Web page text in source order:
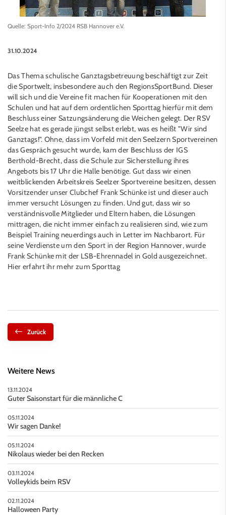
Quelle: Sport-Info 2/2024 RSB Hannover e.V.
31.10.2024
Das Thema schulische Ganztagsbetreuung beschäftigt zur Zeit
die Sportwelt, insbesondere auch den RegionsSportBund. Dieser
will sich und die Vereine fit machen für Kooperationen mit den
Schulen und hat auf dem ordentlichen Sporttag hierfür mit dem
Beschluss einer Satzungsänderung die Weichen gelegt. Der RSV
Seelze hat es gerade jüngst selbst erlebt, was es heißt "Wir sind
Ganztags!". Ohne, dass im Vorfeld mit den Seelzern Sportvereinen
das Gespräch gesucht wurde, kam der Beschluss der IGS
Berthold-Brecht, dass die Schule zur Sicherstellung ihres
Angebots bis 17 Uhr die Halle benötige. Gut dass wir einen
weitblickenden Arbeitskreis Seelzer Sportvereine besitzen, dessen
Vorsitzender unser Clubchef Frank Schünke ist und dieser auch
immer versucht Lösungen zu finden. Und gut, dass wir so
verständnisvolle Mitglieder und Eltern haben, die Lösungen
mittragen, die nicht immer einfach zu realisieren sind, wie zum
Beispiel Training neuerdings auch in Letter im Nachbarort. Für
seine Verdienste um den Sport in der Region Hannover, wurde
Frank Schünke mit der LSB-Ehrennadel in Gold ausgezeichnet.
Hier erfahrt ihr mehrzum Sporttag
Zurück
Weitere News
13.11.2024
Guter Saisonstart für die männliche C
05.11.2024
Wir sagen Danke!
05.11.2024
Nikolaus wieder bei den Recken
03.11.2024
Volleykids beim RSV
02.11.2024
Halloween Party